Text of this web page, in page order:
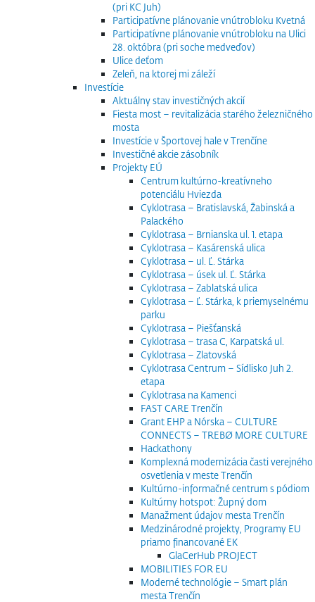
(pri KC Juh)
Participatívne plánovanie vnútrobloku Kvetná
Participatívne plánovanie vnútrobloku na Ulici
28. októbra (pri soche medveďov)
Ulice deťom
Zeleň, na ktorej mi záleží
Investície
Aktuálny stav investičných akcií
Fiesta most – revitalizácia starého železničného
mosta
Investície v Športovej hale v Trenčíne
Investičné akcie zásobník
Projekty EÚ
Centrum kultúrno-kreatívneho
potenciálu Hviezda
Cyklotrasa – Bratislavská, Žabinská a
Palackého
Cyklotrasa – Brnianska ul. 1. etapa
Cyklotrasa – Kasárenská ulica
Cyklotrasa – ul. Ľ. Stárka
Cyklotrasa – úsek ul. Ľ. Stárka
Cyklotrasa – Zablatská ulica
Cyklotrasa – Ľ. Stárka, k priemyselnému
parku
Cyklotrasa – Piešťanská
Cyklotrasa – trasa C, Karpatská ul.
Cyklotrasa – Zlatovská
Cyklotrasa Centrum – Sídlisko Juh 2.
etapa
Cyklotrasa na Kamenci
FAST CARE Trenčín
Grant EHP a Nórska – CULTURE
CONNECTS – TREBØ MORE CULTURE
Hackathony
Komplexná modernizácia časti verejného
osvetlenia v meste Trenčín
Kultúrno-informačné centrum s pódiom
Kultúrny hotspot: Župný dom
Manažment údajov mesta Trenčín
Medzinárodné projekty, Programy EU
priamo financované EK
GlaCerHub PROJECT
MOBILITIES FOR EU
Moderné technológie – Smart plán
mesta Trenčín